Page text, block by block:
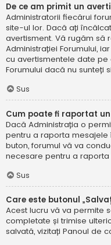
De ce am primit un
Administratorii fiecărui
site-ul lor. Dacă ați
avertisment. Vă rugăm să
Administrației Forumului,
cu avertismentele date pe
Forumului dacă nu sunteți
Sus
Cum poate fi raportat
Dacă Administrația o
pentru a raporta
buton, forumul vă va
necesare pentru a raporta
Sus
Care este butonul
Acest lucru vă va permite
completate și trimise
salvată, vizitați Panoul de